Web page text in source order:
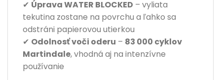
✔ Úprava WATER BLOCKED – vyliata
tekutina zostane na povrchu a ľahko sa
odstráni papierovou utierkou
✔ Odolnosť voči oderu – 83 000 cyklov
Martindale, vhodná aj na intenzívne
používanie